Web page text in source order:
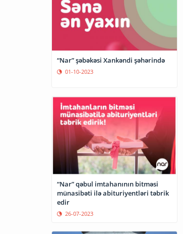
“Nar” şəbəkəsi Xankəndi şəhərində
01-10-2023
“Nar” qəbul imtahanının bitməsi
münasibəti ilə abituriyentləri təbrik
edir
26-07-2023